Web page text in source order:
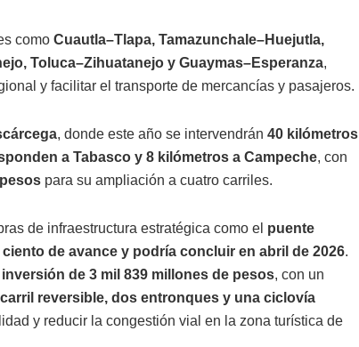
como Cuautla–Tlapa, Tamazunchale–Huejutla,
Toluca–Zihuatanejo y Guaymas–Esperanza,
y facilitar el transporte de mercancías y pasajeros.
, donde este año se intervendrán 40 kilómetros
a Tabasco y 8 kilómetros a Campeche, con
para su ampliación a cuatro carriles.
de infraestructura estratégica como el puente
ciento de avance y podría concluir en abril de 2026.
de 3 mil 839 millones de pesos, con un
reversible, dos entronques y una ciclovía
y reducir la congestión vial en la zona turística de